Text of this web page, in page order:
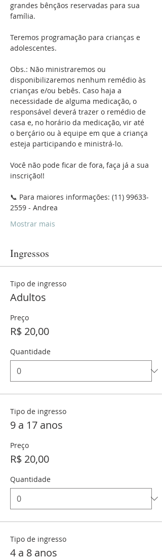
grandes bênçãos reservadas para sua
família.
Teremos programação para crianças e
adolescentes.
Obs.: Não ministraremos ou
disponibilizaremos nenhum remédio às
crianças e/ou bebês. Caso haja a
necessidade de alguma medicação, o
responsável deverá trazer o remédio de
casa e, no horário da medicação, vir até
o berçário ou à equipe em que a criança
esteja participando e ministrá-lo.
Você não pode ficar de fora, faça já a sua
inscrição!!
📞 Para maiores informações: (11) 99633-
2559 - Andrea
Mostrar mais
Ingressos
Tipo de ingresso
Adultos
Preço
R$ 20,00
Quantidade
Tipo de ingresso
9 a 17 anos
Preço
R$ 20,00
Quantidade
Tipo de ingresso
4 a 8 anos